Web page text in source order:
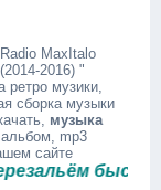
MaxItalo
2016) "
ретро музики,
сборка музыки
музыка
альбом, mp3
сайте
быстро.